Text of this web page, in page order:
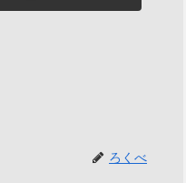
ろくべ